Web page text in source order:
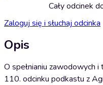
Cały odcinek
Zaloguj się i słuchaj odcinka
Opis
O spełnianiu zawodowych
110. odcinku podkastu z